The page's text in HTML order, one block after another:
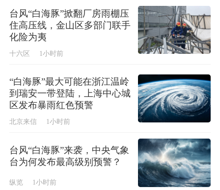
台风“白海豚”掀翻厂房雨棚压
住高压线，金山区多部门联手
化险为夷
十六区 1小时前
“白海豚”最大可能在浙江温岭
到瑞安一带登陆，上海中心城
区发布暴雨红色预警
北京来信 1小时前
台风“白海豚”来袭，中央气象
台为何发布最高级别预警？
纵览 1小时前